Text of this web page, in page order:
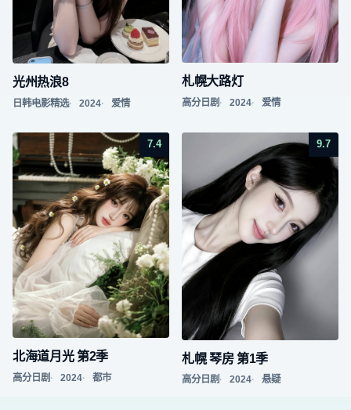
光州热浪8
日韩电影精选 2024 爱情
札幌大路灯
高分日剧 2024 爱情
7.4
北海道月光 第2季
高分日剧 2024 都市
9.7
札幌 琴房 第1季
高分日剧 2024 悬疑